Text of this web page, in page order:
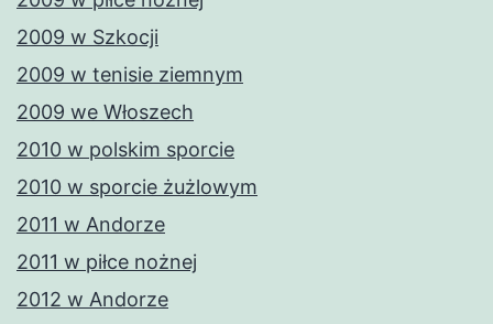
2009 w Szkocji
2009 w tenisie ziemnym
2009 we Włoszech
2010 w polskim sporcie
2010 w sporcie żużlowym
2011 w Andorze
2011 w piłce nożnej
2012 w Andorze